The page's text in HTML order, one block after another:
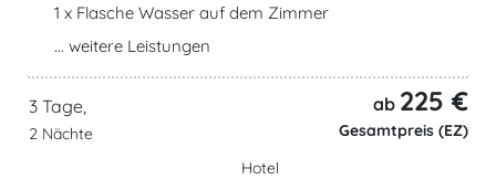
1 x Flasche Wasser auf dem Zimmer
... weitere Leistungen
3 Tage,
2 Nächte
ab 225 €
Gesamtpreis (EZ)
Hotel